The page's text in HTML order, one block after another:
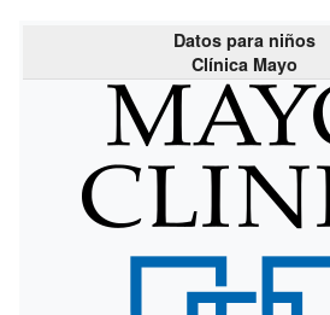
Datos para niños
Clínica Mayo